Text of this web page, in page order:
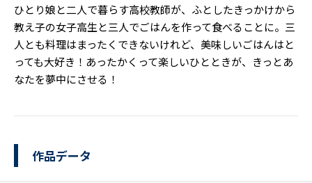
ひとり娘と二人で暮らす高校教師が、ふとしたきっかけから
教え子の女子高生と三人でごはんを作って食べることに。三
人とも料理はまったくできないけれど、美味しいごはんはと
っても大好き！あったかくって楽しいひとときが、きっとあ
なたを夢中にさせる！
作品データ